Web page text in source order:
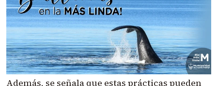
Además, se señala que estas prácticas pueden